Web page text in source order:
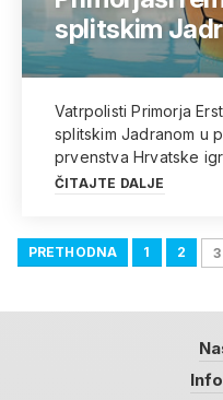
splitskim
Vatrpolisti Primorja
splitskim Jadranom u
prvenstva Hrvatske
ČITAJTE DALJE
PRETHODNA 1 2 3